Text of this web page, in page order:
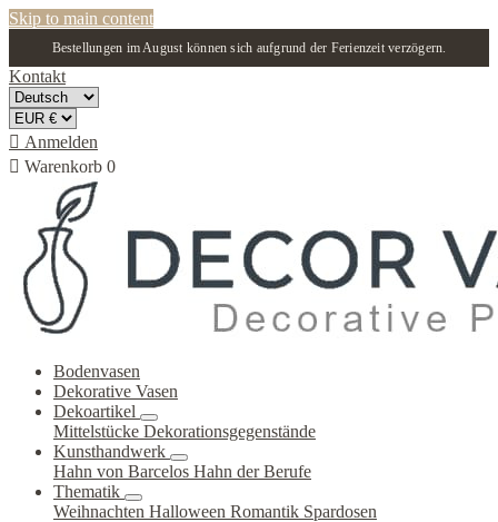
Skip to main content
Bestellungen im August können sich aufgrund der Ferienzeit verzögern.
Kontakt
 Anmelden
 Warenkorb 0
Bodenvasen
Dekorative Vasen
Dekoartikel
Mittelstücke Dekorationsgegenstände
Kunsthandwerk
Hahn von Barcelos Hahn der Berufe
Thematik
Weihnachten Halloween Romantik Spardosen